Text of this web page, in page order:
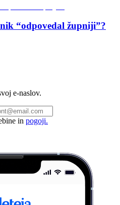
“odpovedal župniji”?
e-naslov.
in pogoji.